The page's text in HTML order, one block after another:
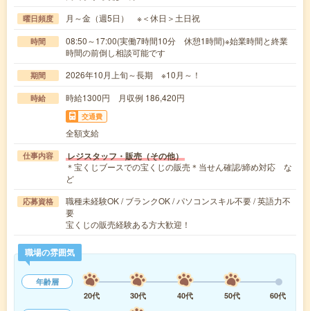
曜日頻度 月～金（週5日） ※＜休日＞土日祝
時間
08:50～17:00(実働7時間10分 休憩1時間)※始業時間と終業
時間の前倒し相談可能です
期間 2026年10月上旬～長期 ※10月～！
時給 時給1300円 月収例 186,420円
交通費
全額支給
仕事内容 レジスタッフ・販売（その他）
＊宝くじブースでの宝くじの販売＊当せん確認/締め対応 な
ど
応募資格
職種未経験OK / ブランクOK / パソコンスキル不要 / 英語力不
要
宝くじの販売経験ある方大歓迎！
職場の雰囲気
年齢層
20代
30代 40代 50代
60代